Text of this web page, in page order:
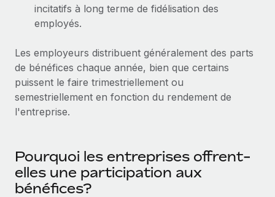
Création d’entité
conformité
Mobilité et déménagement international
Organisez facilement le déménagement de vos
employés
Gérez facilement les avantages sociaux
Taxes
Explorer le blog
BLOG
Mises à jour des produits de Remote :
Intégrations Gusto et Xero et Gestion des
toute taille à embaucher, gérer et payer...
En savoir plus
incitatifs à long terme de fidélisation des
employés.
Les employeurs distribuent généralement des parts
de bénéfices chaque année, bien que certains
puissent le faire trimestriellement ou
semestriellement en fonction du rendement de
l'entreprise.
Pourquoi les entreprises offrent-
elles une participation aux
bénéfices?